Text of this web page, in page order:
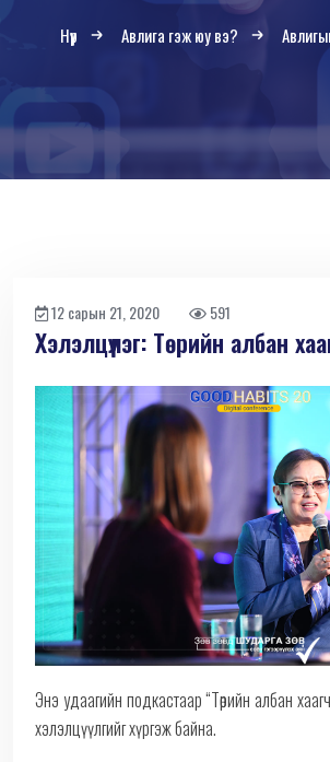
Нүүр Авлига гэж юу вэ?
12 сарын 21, 2020 591
Хэлэлцүүлэг: Төрийн албан
Энэ удаагийн подкастаар “Төрийн албан
хэлэлцүүлгийг хүргэж байна.